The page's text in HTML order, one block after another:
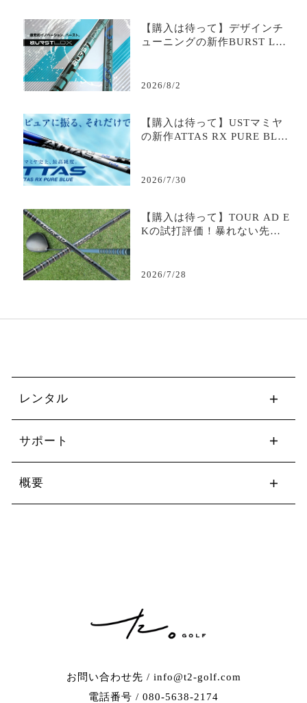
【購入は待って】デザインチ
ューニングの新作BURST LD
ール｜評判・口コミ・スペッ
2026/8/2
【購入は待って】USTマミヤ
の新作ATTAS RX PURE BLU
解説
2026/7/30
【購入は待って】TOUR AD E
Kの試打評価！暴れない先調
2026/7/28
お問い合わせ先 / info@t2-golf.com
電話番号 / 080-5638-2174
レンタル
サポート
概要